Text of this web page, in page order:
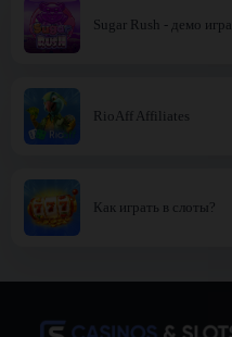
Sugar Rush - демо игра
RioAff Affiliates
Как играть в слоты?